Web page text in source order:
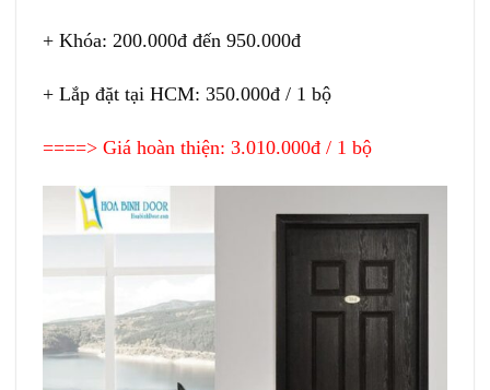
+ Khóa: 200.000đ đến 950.000đ
+ Lắp đặt tại HCM: 350.000đ / 1 bộ
====> Giá hoàn thiện: 3.010.000đ / 1 bộ